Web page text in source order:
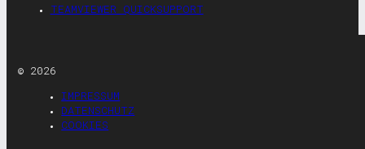
TEAMVIEWER QUICKSUPPORT
© 2026
IMPRESSUM
DATENSCHUTZ
COOKIES